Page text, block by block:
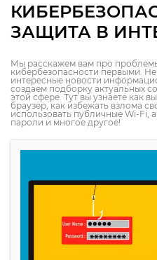
ЗАЩИТА В
Мы расскажем вам про
кибербезопасности первыми.
интересные новости
создаем подборку актуальных
этой сфере. Тут вы узнаете как
браузер, как избежать взлома
использовать публичные Wi-Fi,
пароли и многое другое!